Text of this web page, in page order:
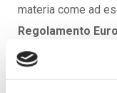
materia come ad
Regolamento
Nello specifico,